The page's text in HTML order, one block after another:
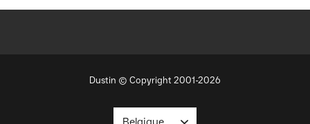
Dustin © Copyright 2001-2026